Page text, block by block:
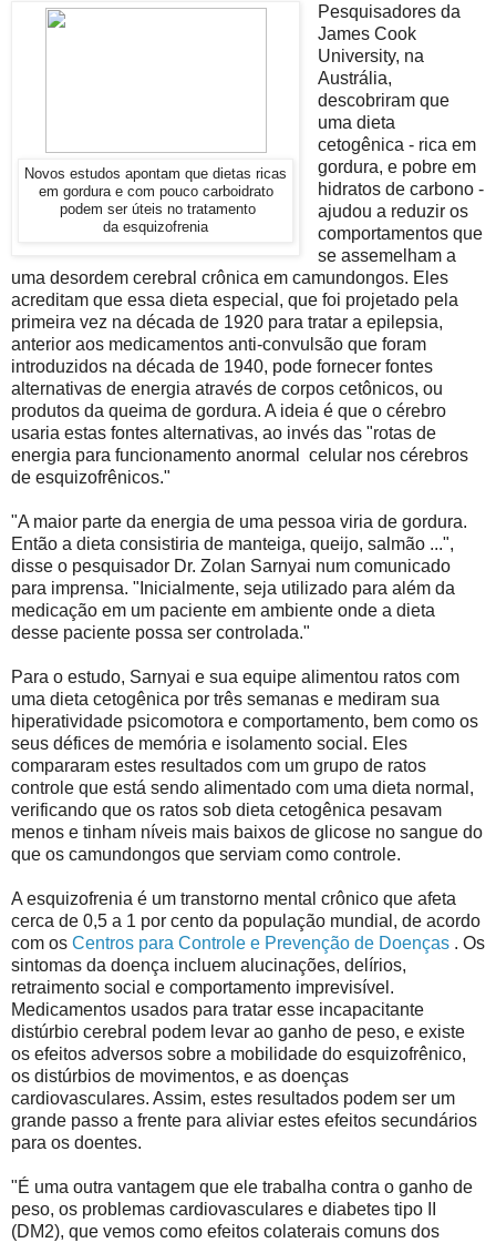
Novos estudos apontam que dietas ricas
em gordura e com pouco carboidrato
podem ser úteis no tratamento
da esquizofrenia
Pesquisadores da
James Cook
University, na
Austrália,
descobriram que
uma dieta
cetogênica - rica em
gordura, e pobre em
hidratos de carbono -
ajudou a reduzir os
comportamentos que
se assemelham a
uma desordem cerebral crônica em camundongos. Eles
acreditam que essa dieta especial, que foi projetado pela
primeira vez na década de 1920 para tratar a epilepsia,
anterior aos medicamentos anti-convulsão que foram
introduzidos na década de 1940, pode fornecer fontes
alternativas de energia através de corpos cetônicos, ou
produtos da queima de gordura. A ideia é que o cérebro
usaria estas fontes alternativas, ao invés das "rotas de
energia para funcionamento anormal celular nos cérebros
de esquizofrênicos."
"A maior parte da energia de uma pessoa viria de gordura.
Então a dieta consistiria de manteiga, queijo, salmão ...",
disse o pesquisador Dr. Zolan Sarnyai num comunicado
para imprensa. "Inicialmente, seja utilizado para além da
medicação em um paciente em ambiente onde a dieta
desse paciente possa ser controlada."
Para o estudo, Sarnyai e sua equipe alimentou ratos com
uma dieta cetogênica por três semanas e mediram sua
hiperatividade psicomotora e comportamento, bem como os
seus défices de memória e isolamento social. Eles
compararam estes resultados com um grupo de ratos
controle que está sendo alimentado com uma dieta normal,
verificando que os ratos sob dieta cetogênica pesavam
menos e tinham níveis mais baixos de glicose no sangue do
que os camundongos que serviam como controle.
A esquizofrenia é um transtorno mental crônico que afeta
cerca de 0,5 a 1 por cento da população mundial, de acordo
com os Centros para Controle e Prevenção de Doenças . Os
sintomas da doença incluem alucinações, delírios,
retraimento social e comportamento imprevisível.
Medicamentos usados ​​para tratar esse incapacitante
distúrbio cerebral podem levar ao ganho de peso, e existe
os efeitos adversos sobre a mobilidade do esquizofrênico,
os distúrbios de movimentos, e as doenças
cardiovasculares. Assim, estes resultados podem ser um
grande passo a frente para aliviar estes efeitos secundários
para os doentes.
"É uma outra vantagem que ele trabalha contra o ganho de
peso, os problemas cardiovasculares e diabetes tipo II
(DM2), que vemos como efeitos colaterais comuns dos